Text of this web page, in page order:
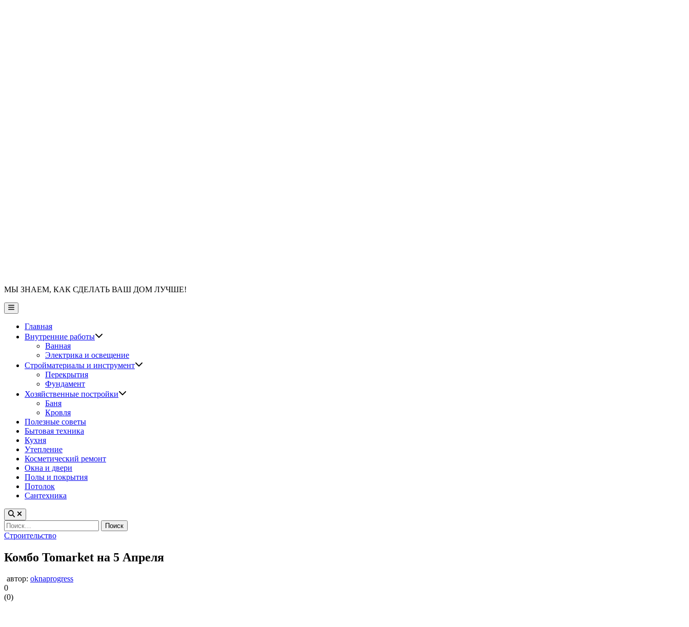
МЫ ЗНАЕМ, КАК СДЕЛАТЬ ВАШ ДОМ ЛУЧШЕ!
Главное
меню
Главная
Внутренние работы
Ванная
Электрика и освещение
Стройматериалы и инструмент
Перекрытия
Фундамент
Хозяйственные постройки
Баня
Кровля
Полезные советы
Бытовая техника
Кухня
Утепление
Косметический ремонт
Окна и двери
Полы и покрытия
Потолок
Сантехника
Найти:
Опубликовано
Строительство
Комбо Tomarket на 5 Апреля
автор: oknaprogress
0
(0)